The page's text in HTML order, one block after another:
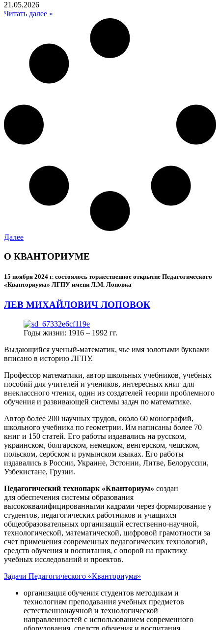
21.05.2026
Читать далее »
Далее
О КВАНТОРИУМЕ
15 ноября 2024 г. состоялось торжественное открытие Педагогического
«Кванториума» ЛГПУ имени Л.М. Лоповка
ЛЕВ МИХАЙЛОВИЧ ЛОПОВОК
Годы жизни: 1916 – 1992 гг.
Выдающийся ученый-математик, чье имя золотыми буквами
вписано в историю ЛГПУ.
Профессор математики, автор школьных учебников, учебных
пособий для учителей и учеников, интересных книг для
внеклассного чтения, один из создателей теории проблемного
обучения и развивающей системы задач по математике.
Автор более 200 научных трудов, около 60 монографий,
школьного учебника по геометрии. Им написаны более 70
книг и 150 статей. Его работы издавались на русском,
украинском, болгарском, немецком, венгерском, чешском,
польском, сербском и румынском языках. Его работы
издавались в России, Украине, Эстонии, Литве, Белоруссии,
Узбекистане, Грузии.
Педагогический технопарк «Кванториум» создан
для обеспечения системы образования
высококвалифицированными кадрами через формирование у
студентов, педагогических работников и учащихся
общеобразовательных организаций естественно-научной,
технологической, математической, цифровой грамотности за
счет применения современных педагогических технологий,
средств обучения и воспитания, с опорой на практику
учебных исследований и проектов.
Задачи Педагогического «Кванториума»
организация обучения студентов методикам и
технологиям преподавания учебных предметов
естественнонаучной и технологической
направленностей с использованием современного
оборудования, средств обучения и воспитания.